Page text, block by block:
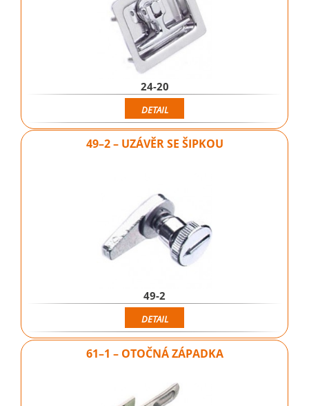
24-20
DETAIL
49–2 – UZÁVĚR SE ŠIPKOU
49-2
DETAIL
61–1 – OTOČNÁ ZÁPADKA